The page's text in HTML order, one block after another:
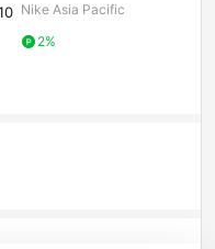
Nike Asia Pacific
2%